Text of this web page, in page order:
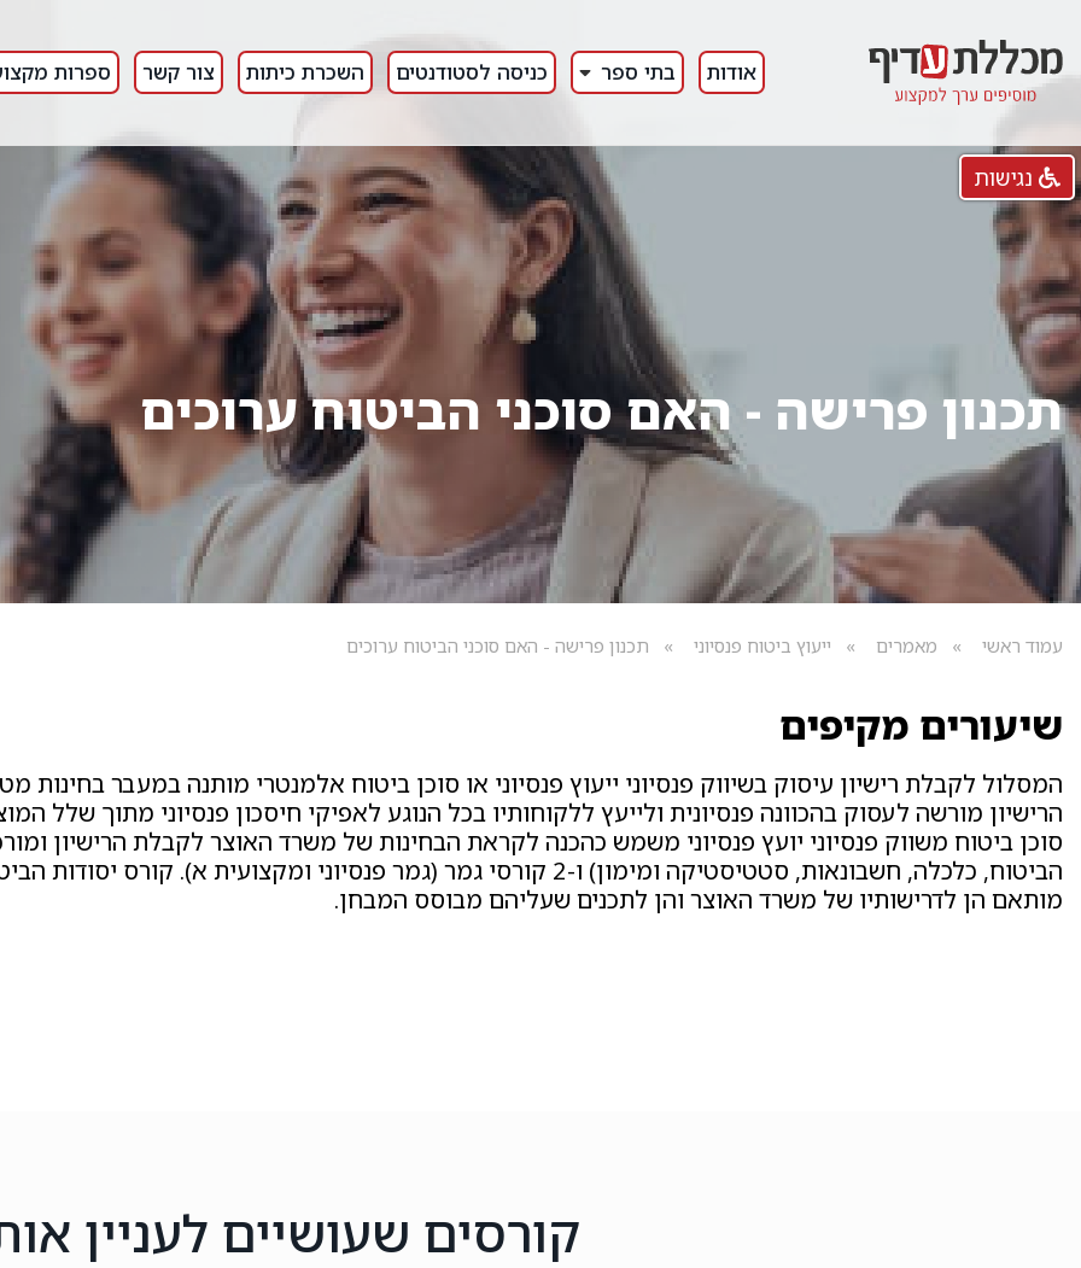
אודות בתי ספר כניסה לסטודנטים השכרת כיתות צור קשר ספרות
תכנון פרישה - האם סוכני הביטוח ערוכים
עמוד ראשי מאמרים ייעוץ ביטוח פנסיוני תכנון פרישה - האם סוכני הביטוח ערוכים
שיעורים מקיפים
המסלול לקבלת רישיון עיסוק בשיווק פנסיוני ייעוץ פנסיוני או סוכן ביטוח אלמנטרי מותנה במעבר
הרישיון מורשה לעסוק בהכוונה פנסיונית ולייעץ ללקוחותיו בכל הנוגע לאפיקי חיסכון פנסיוני מתוך שלל
מותאם הן לדרישותיו של משרד האוצר והן לתכנים שעליהם מבוסס המבחן.
קורסים שעושיים לעניין
נגישות